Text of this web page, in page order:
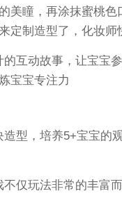
美瞳，再涂抹蜜桃色
定制造型了，化妆师
的互动故事，让宝宝
宝宝专注力
造型，培养5+宝宝的
不仅玩法非常的丰富